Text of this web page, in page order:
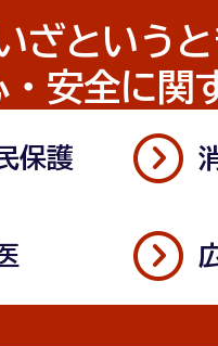
ざという
・安全に関
保護